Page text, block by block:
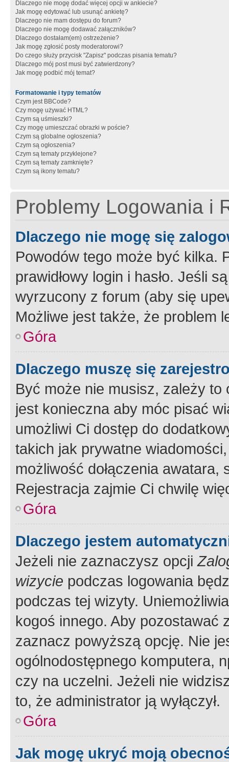
Dlaczego nie mogę dodać więcej opcji w ankiecie?
Jak mogę edytować lub usunąć ankietę?
Dlaczego nie mam dostępu do forum?
Dlaczego nie mogę dodawać załączników?
Dlaczego dostałam(em) ostrzeżenie?
Jak mogę zgłosić posty moderatorowi?
Do czego służy przycisk "Zapisz" podczas pisania tematu?
Dlaczego mój post musi być zatwierdzony?
Jak mogę podbić mój temat?
Formatowanie i typy tematów
Czym jest BBCode?
Czy mogę używać HTML?
Czym są uśmieszki?
Czy mogę umieszczać obrazki w poście?
Czym są globalne ogłoszenia?
Czym są ogłoszenia?
Czym są tematy przyklejone?
Czym są tematy zamknięte?
Czym są ikony tematu?
Problemy Logowania i
Dlaczego nie mogę się
Powodów tego może być kilka.
prawidłowy login i hasło. Jeśli
wyrzucony z forum (aby się
Możliwe jest także, że problem
Góra
Dlaczego muszę się
Być może nie musisz, zależy
jest konieczna aby móc pisać
umożliwi Ci dostęp do
takich jak prywatne
możliwość dołączenia
Rejestracja zajmie Ci chwilę
Góra
Dlaczego jestem
Jeżeli nie zaznaczysz opcji
wizycie podczas logowania
podczas tej wizyty.
kogoś innego. Aby pozostawać
zaznacz powyższą opcję. Nie
ogólnodostępnego komputera,
czy na uczelni. Jeżeli nie
to, że administrator ją wyłączył.
Góra
Jak mogę ukryć moją